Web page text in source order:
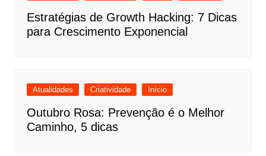
Estratégias de Growth Hacking: 7 Dicas
para Crescimento Exponencial
Atualidades Criatividade Início
Outubro Rosa: Prevenção é o Melhor
Caminho, 5 dicas